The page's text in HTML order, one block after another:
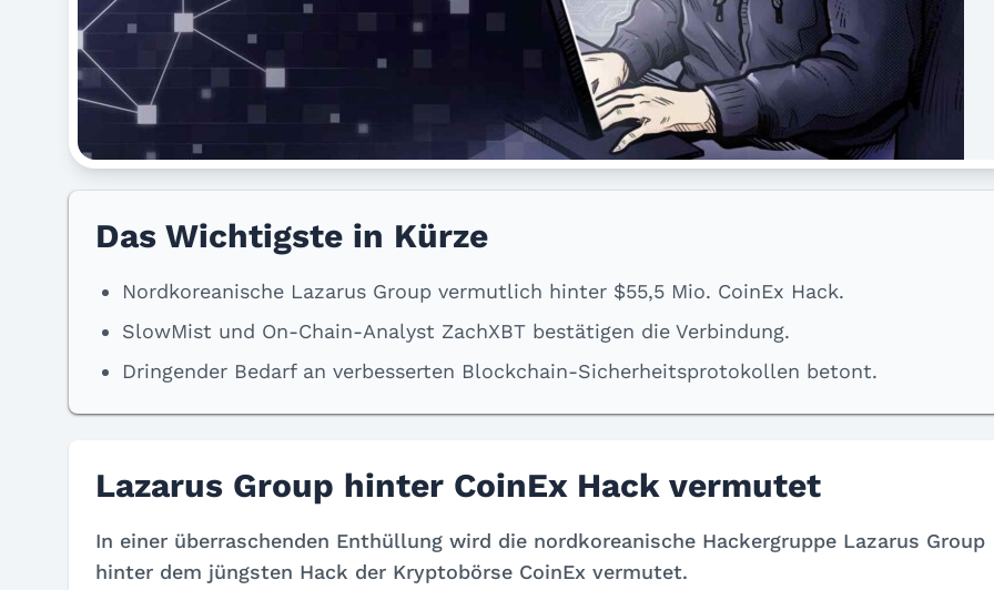
Das Wichtigste in Kürze
Nordkoreanische Lazarus Group vermutlich hinter $55,5 Mio. CoinEx Hack.
SlowMist und On-Chain-Analyst ZachXBT bestätigen die Verbindung.
Dringender Bedarf an verbesserten Blockchain-Sicherheitsprotokollen betont.
Lazarus Group hinter CoinEx Hack vermutet
In einer überraschenden Enthüllung wird die nordkoreanische Hackergruppe Lazarus Group
hinter dem jüngsten Hack der Kryptobörse CoinEx vermutet.